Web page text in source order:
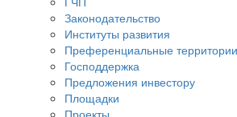
Законодательство
Институты развития
Преференциальные территории
Господдержка
Предложения инвестору
Площадки
Проекты